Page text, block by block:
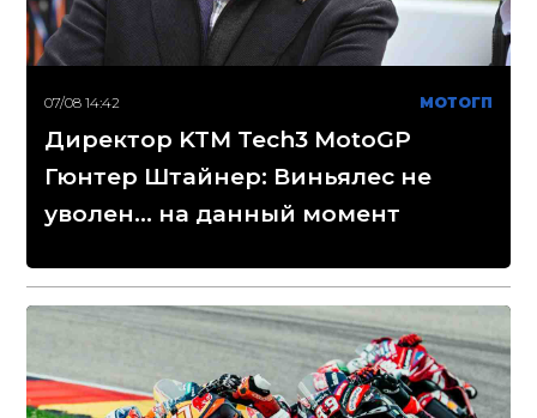
07/08 14:42 МОТОГП
Директор KTM Tech3 MotoGP
Гюнтер Штайнер: Виньялес не
уволен... на данный момент